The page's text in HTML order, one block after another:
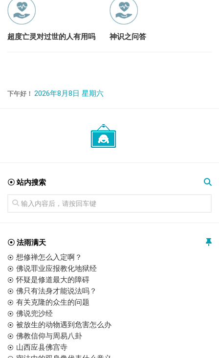
超度亡灵对过世的人有用吗 神识之问答
下午好！ 2026年8月8日 星期六
☉ 站内搜索
☉ 法雨满天
想修禅怎么入定啊？
佛说罪业应报教化地狱经
怀疑是修道最大的障碍
佛只有法身才能说法吗？
有关克隆的众生的问题
佛说兜沙经
被放生的动物遇到危害怎么办
佛教信仰与周易八卦
山西应县佛宫寺